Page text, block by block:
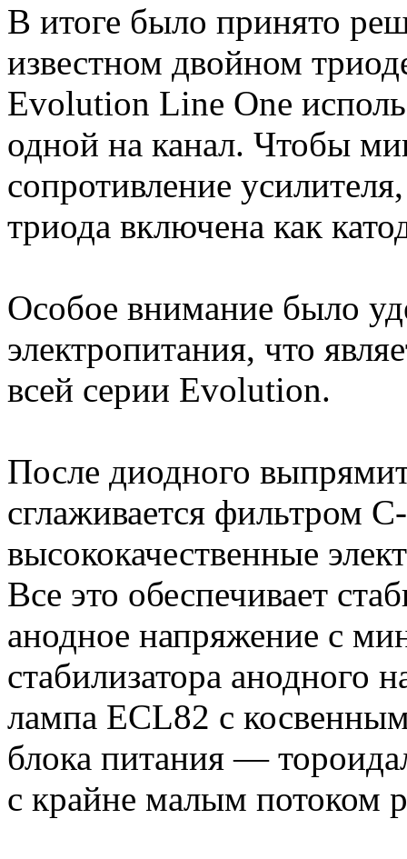
В итоге было принято
известном двойном
Evolution Line One
одной на канал. Чтобы
сопротивление
триода включена как
Особое внимание было
электропитания, что
всей серии Evolution.
После диодного
сглаживается фильтром
высококачественные
Все это обеспечивает
анодное напряжение с
стабилизатора анодного
лампа ECL82 с
блока питания —
с крайне малым потоком